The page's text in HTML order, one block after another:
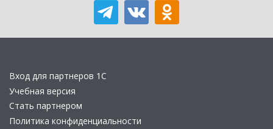
Вход для партнеров 1С
Учебная версия
Стать партнером
Политика конфиденциальности